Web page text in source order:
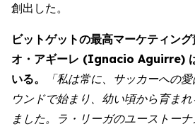
創出した。
ビットゲットの最高マーケティン
オ・アギーレ (Ignacio Aguirre)
いる。
「私は常に、サッカーへの
ウンドで始まり、幼い頃から育ま
ました。ラ・リーガのユーストー